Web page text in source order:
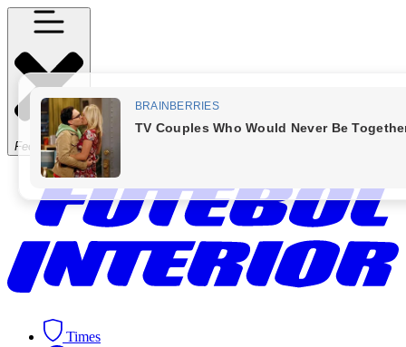
Fechar Menu
Times